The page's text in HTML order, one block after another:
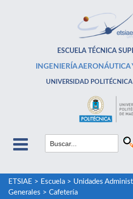
ESCUELA TÉCNICA
INGENIERÍA AERONÁUTICA
UNIVERSIDAD
ETSIAE > Escuela> Unidades
Generales > Cafetería